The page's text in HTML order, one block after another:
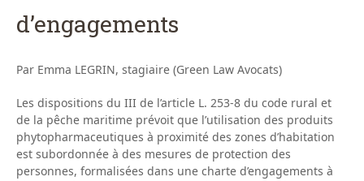
d’engagements
Par Emma LEGRIN, stagiaire (Green Law Avocats)
Les dispositions du III de l’article L. 253-8 du code rural et
de la pêche maritime prévoit que l’utilisation des produits
phytopharmaceutiques à proximité des zones d’habitation
est subordonnée à des mesures de protection des
personnes, formalisées dans une charte d’engagements à